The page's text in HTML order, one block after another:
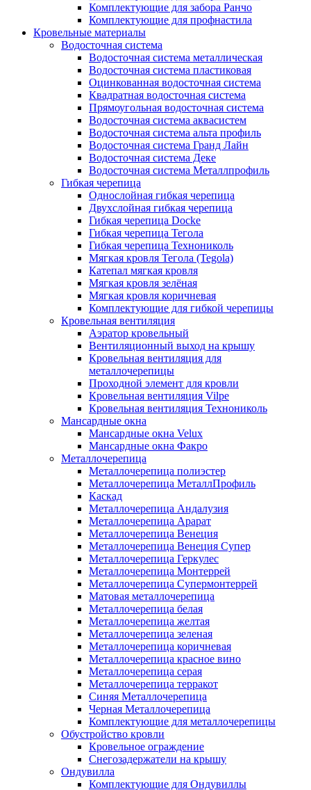
Комплектующие для забора Ранчо
Комплектующие для профнастила
Кровельные материалы
Водосточная система
Водосточная система металлическая
Водосточная система пластиковая
Оцинкованная водосточная система
Квадратная водосточная система
Прямоугольная водосточная система
Водосточная система аквасистем
Водосточная система альта профиль
Водосточная система Гранд Лайн
Водосточная система Деке
Водосточная система Металлпрофиль
Гибкая черепица
Однослойная гибкая черепица
Двухслойная гибкая черепица
Гибкая черепица Docke
Гибкая черепица Тегола
Гибкая черепица Технониколь
Мягкая кровля Тегола (Tegola)
Катепал мягкая кровля
Мягкая кровля зелёная
Мягкая кровля коричневая
Комплектующие для гибкой черепицы
Кровельная вентиляция
Аэратор кровельный
Вентиляционный выход на крышу
Кровельная вентиляция для
металлочерепицы
Проходной элемент для кровли
Кровельная вентиляция Vilpe
Кровельная вентиляция Технониколь
Мансардные окна
Мансардные окна Velux
Мансардные окна Факро
Металлочерепица
Металлочерепица полиэстер
Металлочерепица МеталлПрофиль
Каскад
Металлочерепица Андалузия
Металлочерепица Арарат
Металлочерепица Венеция
Металлочерепица Венеция Супер
Металлочерепица Геркулес
Металлочерепица Монтеррей
Металлочерепица Супермонтеррей
Матовая металлочерепица
Металлочерепица белая
Металлочерепица желтая
Металлочерепица зеленая
Металлочерепица коричневая
Металлочерепица красное вино
Металлочерепица серая
Металлочерепица терракот
Синяя Металлочерепица
Черная Металлочерепица
Комплектующие для металлочерепицы
Обустройство кровли
Кровельное ограждение
Снегозадержатели на крышу
Ондувилла
Комплектующие для Ондувиллы